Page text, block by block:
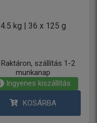
4.5 kg | 36 x 125 g
Raktáron, szállítás 1-2
munkanap
Ingyenes kiszállítás
KOSÁRBA